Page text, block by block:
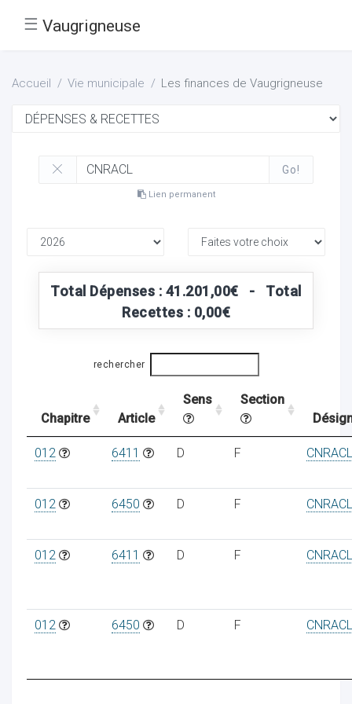
☰ Vaugrigneuse
Accueil Vie municipale Les finances de Vaugrigneuse
Go!
Lien permanent
Total Dépenses : 41.201,00€ - Total
Recettes : 0,00€
rechercher
Chapitre Article
Sens
Section
012 6411 D F CNRACL
012 6450 D F CNRACL
012 6411 D F CNRACL
012 6450 D F CNRACL